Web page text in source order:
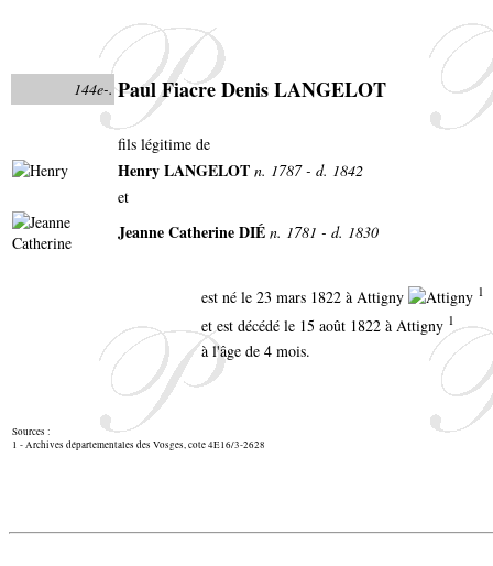
144e-. Paul Fiacre Denis LANGELOT
fils légitime de
Henry LANGELOT n. 1787 - d. 1842
et
Jeanne Catherine DIÉ n. 1781 - d. 1830
est né le 23 mars 1822 à Attigny 1
et est décédé le 15 août 1822 à Attigny 1
à l'âge de 4 mois.
Sources :
1 - Archives départementales des Vosges, cote 4E16/3-2628